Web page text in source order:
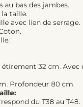
au bas des jambes.
taille.
avec lien de serrage.
étirement 32 cm.
Profondeur 80 cm.
du T38 au T48.